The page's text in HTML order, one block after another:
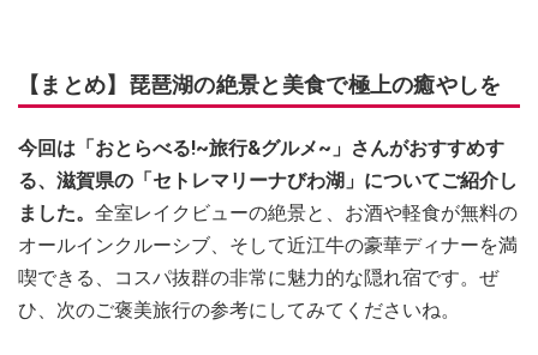
【まとめ】琵琶湖の絶景と美食で極上の癒やしを
今回は「おとらべる!~旅行&グルメ~」さんがおすすめす
る、滋賀県の「セトレマリーナびわ湖」についてご紹介し
ました。 全室レイクビューの絶景と、お酒や軽食が無料の
オールインクルーシブ、そして近江牛の豪華ディナーを満
喫できる、コスパ抜群の非常に魅力的な隠れ宿です。ぜ
ひ、次のご褒美旅行の参考にしてみてくださいね。